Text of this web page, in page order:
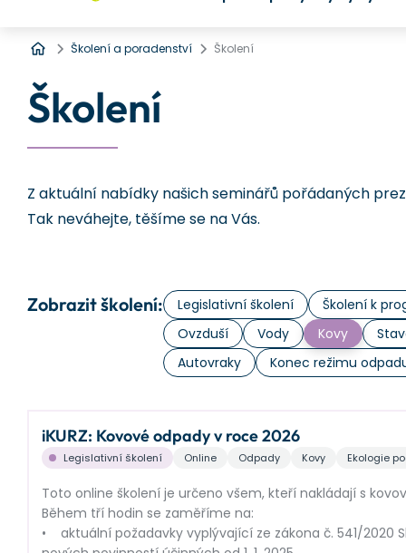
Úvod
Školení a poradenství Školení
Školení
Z aktuální nabídky našich seminářů pořádaných
Tak neváhejte, těšíme se na Vás.
Zobrazit školení: Legislativní školení Školení k
Ovzduší
Vody Kovy
Autovraky
Konec režimu
iKURZ: Kovové odpady v roce 2026
Legislativní školení Online Odpady Kovy Ekologie
Toto online školení je určeno všem, kteří nakládají s
Během tří hodin se zaměříme na:
• aktuální požadavky vyplývající ze zákona č. 541/2020